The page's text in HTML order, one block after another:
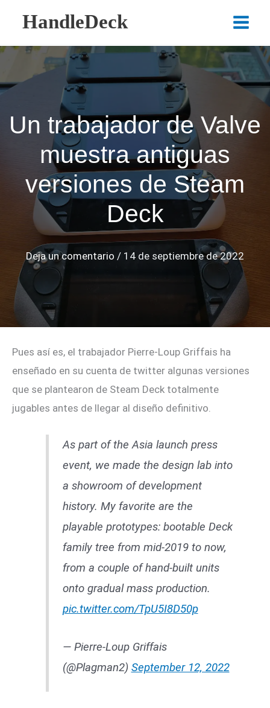
contenido
HandleDeck
Main
Menu
Un trabajador de Valve
muestra antiguas
versiones de Steam
Deck
Deja un comentario / 14 de septiembre de 2022
Pues así es, el trabajador Pierre-Loup Griffais ha
enseñado en su cuenta de twitter algunas versiones
que se plantearon de Steam Deck totalmente
jugables antes de llegar al diseño definitivo.
As part of the Asia launch press
event, we made the design lab into
a showroom of development
history. My favorite are the
playable prototypes: bootable Deck
family tree from mid-2019 to now,
from a couple of hand-built units
onto gradual mass production.
pic.twitter.com/TpU5I8D50p
— Pierre-Loup Griffais
(@Plagman2) September 12, 2022